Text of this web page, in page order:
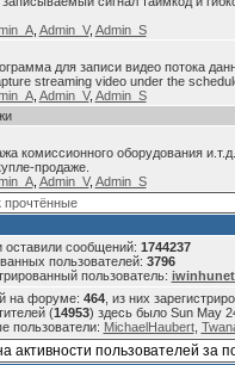
, Admin_V, Admin_S
для записи видео потока
streaming video under the
, Admin_V, Admin_S
комиссионного оборудования
продаже.
, Admin_V, Admin_S
оставили сообщений: 1744237
пользователей: 3796
пользователь:
на форуме: 464, из них
(14953) здесь было Sun May
пользователи: MichaelHaubert,
активности пользователей за